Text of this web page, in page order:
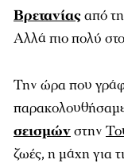
Βρετανίαςαπό
Αλλά πιο πολύ
Την ώρα που
παρακολουθήσαμε
σεισμώνστην
ζωές, η μάχη για